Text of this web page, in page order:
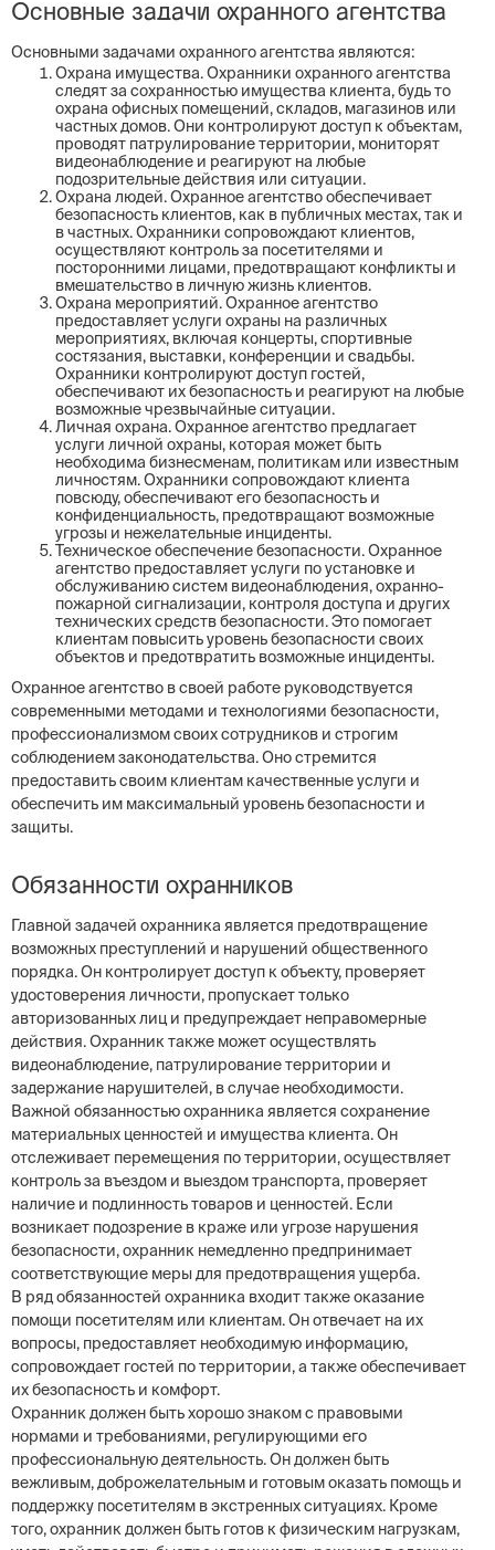
Основные задачи охранного агентства
Основными задачами охранного агентства являются:
Охрана имущества. Охранники охранного агентства
следят за сохранностью имущества клиента, будь то
охрана офисных помещений, складов, магазинов или
частных домов. Они контролируют доступ к объектам,
проводят патрулирование территории, мониторят
видеонаблюдение и реагируют на любые
подозрительные действия или ситуации.
Охрана людей. Охранное агентство обеспечивает
безопасность клиентов, как в публичных местах, так и
в частных. Охранники сопровождают клиентов,
осуществляют контроль за посетителями и
посторонними лицами, предотвращают конфликты и
вмешательство в личную жизнь клиентов.
Охрана мероприятий. Охранное агентство
предоставляет услуги охраны на различных
мероприятиях, включая концерты, спортивные
состязания, выставки, конференции и свадьбы.
Охранники контролируют доступ гостей,
обеспечивают их безопасность и реагируют на любые
возможные чрезвычайные ситуации.
Личная охрана. Охранное агентство предлагает
услуги личной охраны, которая может быть
необходима бизнесменам, политикам или известным
личностям. Охранники сопровождают клиента
повсюду, обеспечивают его безопасность и
конфиденциальность, предотвращают возможные
угрозы и нежелательные инциденты.
Техническое обеспечение безопасности. Охранное
агентство предоставляет услуги по установке и
обслуживанию систем видеонаблюдения, охранно-
пожарной сигнализации, контроля доступа и других
технических средств безопасности. Это помогает
клиентам повысить уровень безопасности своих
объектов и предотвратить возможные инциденты.
Охранное агентство в своей работе руководствуется
современными методами и технологиями безопасности,
профессионализмом своих сотрудников и строгим
соблюдением законодательства. Оно стремится
предоставить своим клиентам качественные услуги и
обеспечить им максимальный уровень безопасности и
защиты.
Обязанности охранников
Главной задачей охранника является предотвращение
возможных преступлений и нарушений общественного
порядка. Он контролирует доступ к объекту, проверяет
удостоверения личности, пропускает только
авторизованных лиц и предупреждает неправомерные
действия. Охранник также может осуществлять
видеонаблюдение, патрулирование территории и
задержание нарушителей, в случае необходимости.
Важной обязанностью охранника является сохранение
материальных ценностей и имущества клиента. Он
отслеживает перемещения по территории, осуществляет
контроль за въездом и выездом транспорта, проверяет
наличие и подлинность товаров и ценностей. Если
возникает подозрение в краже или угрозе нарушения
безопасности, охранник немедленно предпринимает
соответствующие меры для предотвращения ущерба.
В ряд обязанностей охранника входит также оказание
помощи посетителям или клиентам. Он отвечает на их
вопросы, предоставляет необходимую информацию,
сопровождает гостей по территории, а также обеспечивает
их безопасность и комфорт.
Охранник должен быть хорошо знаком с правовыми
нормами и требованиями, регулирующими его
профессиональную деятельность. Он должен быть
вежливым, доброжелательным и готовым оказать помощь и
поддержку посетителям в экстренных ситуациях. Кроме
того, охранник должен быть готов к физическим нагрузкам,